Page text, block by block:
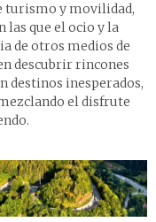
turismo y movilidad,
las que el ocio y la
de otros medios de
descubrir rincones
destinos inesperados,
el disfrute